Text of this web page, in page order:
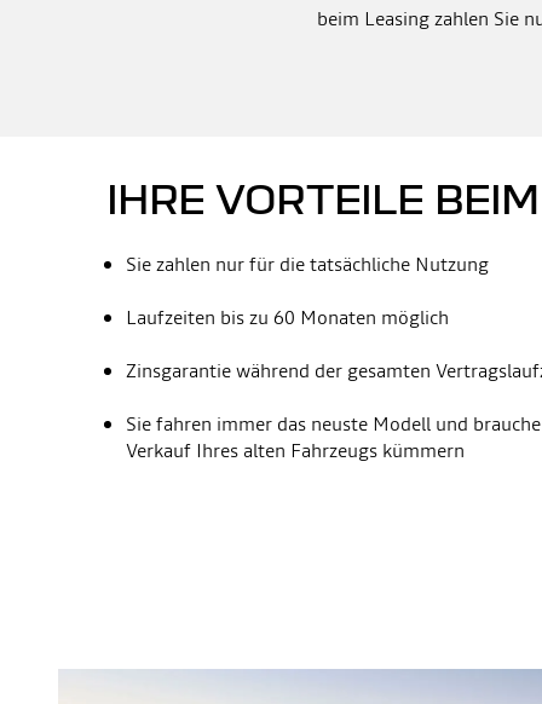
beim Leasing zahlen Sie
IHRE VORTEILE
Sie zahlen nur für die tatsächliche Nutzung
Laufzeiten bis zu 60 Monaten möglich
Zinsgarantie während der gesamten
Sie fahren immer das neuste Modell und
Verkauf Ihres alten Fahrzeugs kümmern